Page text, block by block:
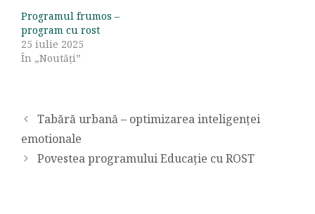
Programul frumos –
program cu rost
25 iulie 2025
În „Noutăți”
Tabără urbană – optimizarea inteligenței
emotionale
Povestea programului Educație cu ROST